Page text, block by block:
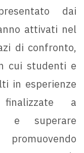
dai
attivati nel
di confronto,
cui studenti e
in esperienze
a
e superare